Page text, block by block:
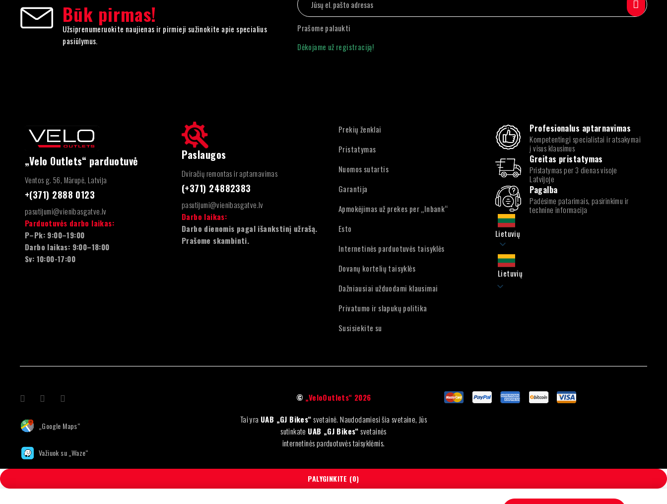
Būk pirmas!
Užsiprenumeruokite naujienas ir pirmieji sužinokite apie specialius
pasiūlymus.
Prašome palaukti
Dėkojame už registraciją!
„Velo Outlets“ parduotuvė
Ventos g. 56, Mārupė, Latvija
+(371) 2888 0123
pasutijumi@vienibasgatve.lv
Parduotuvės darbo laikas:
P–Pk: 9:00–19:00
Darbo laikas: 9:00–18:00
Sv: 10:00-17:00
Paslaugos
Dviračių remontas ir aptarnavimas
(+371) 24882383
pasutijumi@vienibasgatve.lv
Darbo laikas:
Darbo dienomis pagal išankstinį užrašą.
Prašome skambinti.
Prekių ženklai
Pristatymas
Nuomos sutartis
Garantija
Apmokėjimas už prekes per „Inbank“
Esto
Internetinės parduotuvės taisyklės
Dovanų kortelių taisyklės
Dažniausiai užduodami klausimai
Privatumo ir slapukų politika
Susisiekite su
Profesionalus aptarnavimas
Kompetentingi specialistai ir atsakymai
į visus klausimus
Greitas pristatymas
Pristatymas per 3 dienas visoje
Latvijoje
Pagalba
Padėsime patarimais, pasirinkimu ir
technine informacija
Lietuvių
Lietuvių
„Google Maps“
Važiuok su „Waze“
© „VeloOutlets“ 2026
Tai yra UAB „GJ Bikes“svetainė. Naudodamiesi šia svetaine, Jūs
sutinkate UAB „GJ Bikes“svetainės
internetinės parduotuvės taisyklėmis.
PALYGINKITE (0)